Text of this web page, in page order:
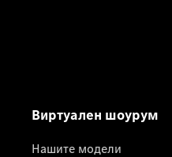
Виртуален шоурум
Нашите модели